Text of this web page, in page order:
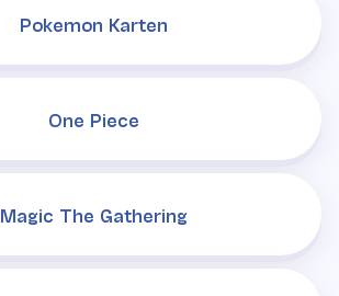
Pokemon Karten
One Piece
Magic The Gathering